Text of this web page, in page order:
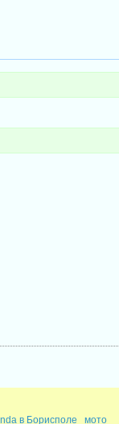
в Борисполе
мото